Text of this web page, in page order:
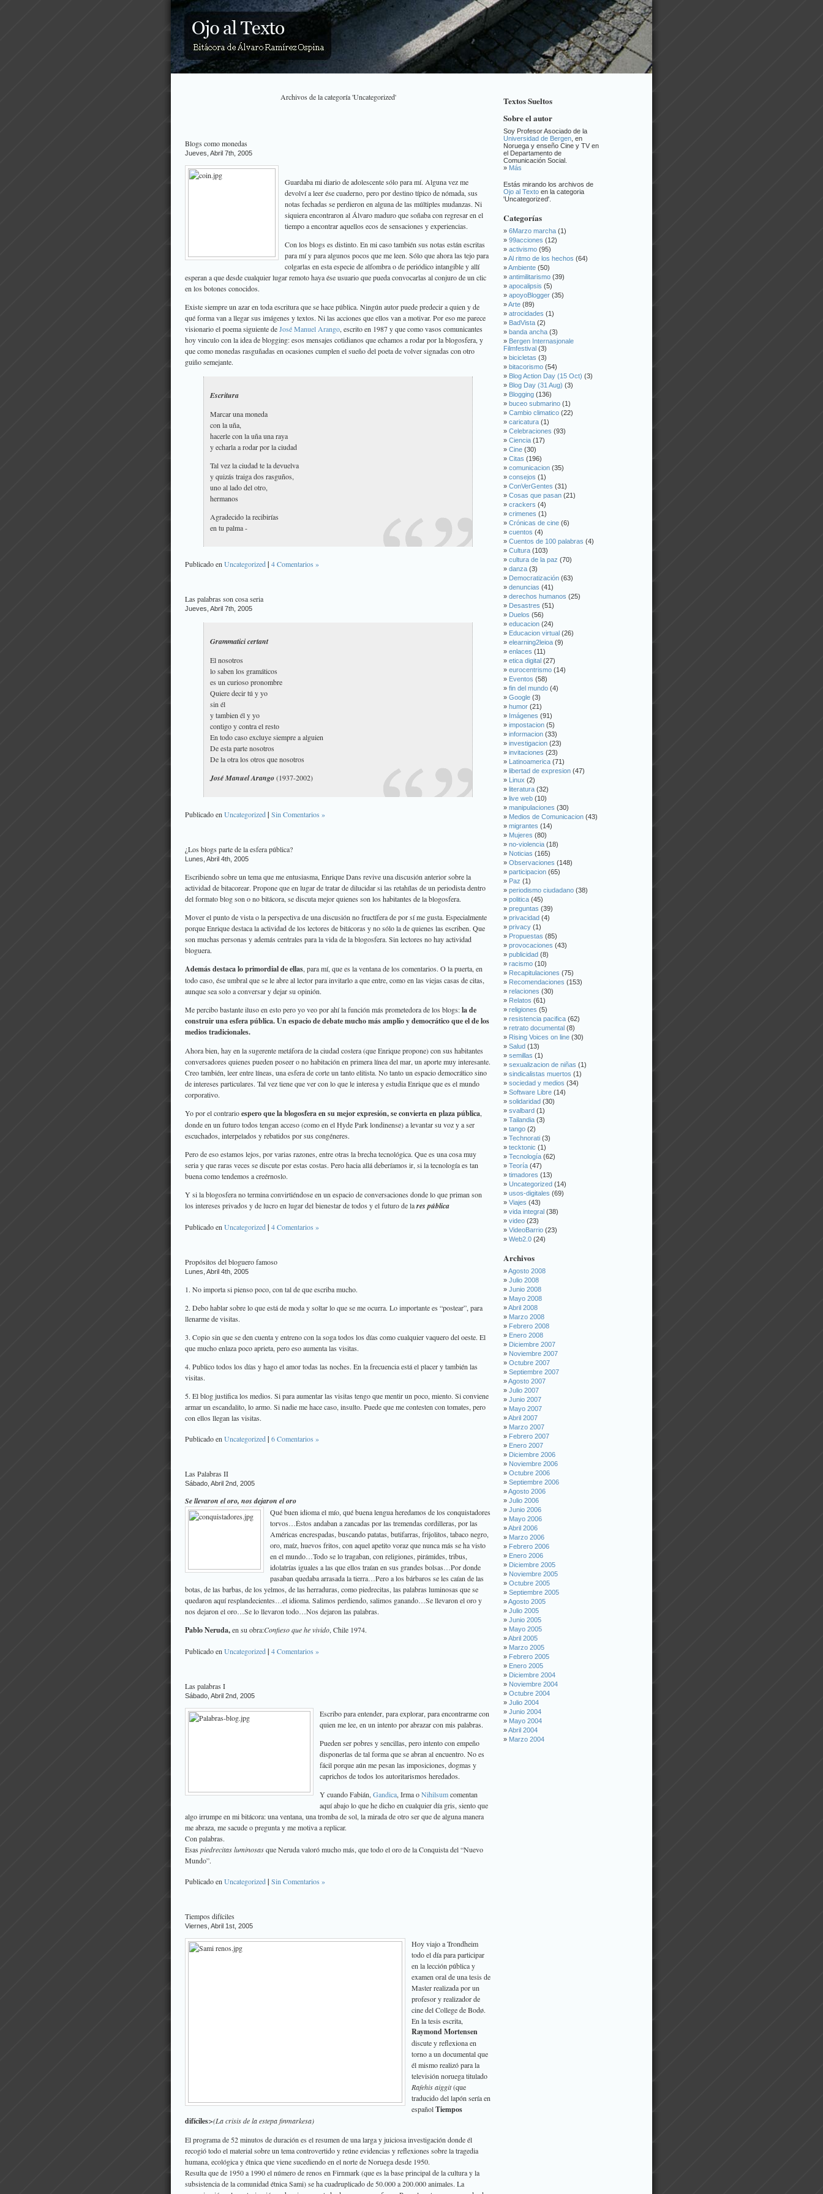
Archivos de la categoría 'Uncategorized'
Blogs como monedas
Jueves, Abril 7th, 2005
Guardaba mi diario de adolescente sólo para mí. Alguna vez me
devolví a leer ése cuaderno, pero por destino típico de nómada, sus
notas fechadas se perdieron en alguna de las múltiples mudanzas. Ni
siquiera encontraron al Álvaro maduro que soñaba con regresar en el
tiempo a encontrar aquellos ecos de sensaciones y experiencias.
Con los blogs es distinto. En mi caso también sus notas están escritas
para mí y para algunos pocos que me leen. Sólo que ahora las tejo para
colgarlas en esta especie de alfombra o de periódico intangible y allí
esperan a que desde cualquier lugar remoto haya ése usuario que pueda convocarlas al conjuro de un clic
en los botones conocidos.
Existe siempre un azar en toda escritura que se hace pública. Ningún autor puede predecir a quien y de
qué forma van a llegar sus imágenes y textos. Ni las acciones que ellos van a motivar. Por eso me parece
visionario el poema siguiente deJosé Manuel Arango, escrito en 1987 y que como vasos comunicantes
hoy vinculo con la idea de blogging: esos mensajes cotidianos que echamos a rodar por la blogosfera, y
que como monedas rasguñadas en ocasiones cumplen el sueño del poeta de volver signadas con otro
guiño semejante.
Escritura
Marcar una moneda
con la uña,
hacerle con la uña una raya
y echarla a rodar por la ciudad
Tal vez la ciudad te la devuelva
y quizás traiga dos rasguños,
uno al lado del otro,
hermanos
Agradecido la recibirías
en tu palma -
Publicado en Uncategorized| 4 Comentarios »
Las palabras son cosa seria
Jueves, Abril 7th, 2005
Grammatici certant
El nosotros
lo saben los gramáticos
es un curioso pronombre
Quiere decir tú y yo
sin él
y tambien él y yo
contigo y contra el resto
En todo caso excluye siempre a alguien
De esta parte nosotros
De la otra los otros que nosotros
José Manuel Arango(1937-2002)
Publicado en Uncategorized| Sin Comentarios »
¿Los blogs parte de la esfera pública?
Lunes, Abril 4th, 2005
Escribiendo sobre un tema que me entusiasma, Enrique Dans revive una discusión anterior sobre la
actividad de bitacorear. Propone que en lugar de tratar de dilucidar si las retahílas de un periodista dentro
del formato blog son o no bitácora, se discuta mejor quienes son los habitantes de la blogosfera.
Mover el punto de vista o la perspectiva de una discusión no fructífera de por sí me gusta. Especialmente
porque Enrique destaca la actividad de los lectores de bitácoras y no sólo la de quienes las escriben. Que
son muchas personas y además centrales para la vida de la blogosfera. Sin lectores no hay actividad
bloguera.
Además destaca lo primordial de ellas, para mí, que es la ventana de los comentarios. O la puerta, en
todo caso, ése umbral que se le abre al lector para invitarlo a que entre, como en las viejas casas de citas,
aunque sea solo a conversar y dejar su opinión.
Me percibo bastante iluso en esto pero yo veo por ahí la función más prometedora de los blogs:la de
construir una esfera pública. Un espacio de debate mucho más amplio y democrático que el de los
medios tradicionales.
Ahora bien, hay en la sugerente metáfora de la ciudad costera (que Enrique propone) con sus habitantes
conversadores quienes pueden poseer o no habitación en primera línea del mar, un aporte muy interesante.
Creo también, leer entre líneas, una esfera de corte un tanto elitista. No tanto un espacio democrático sino
de intereses particulares. Tal vez tiene que ver con lo que le interesa y estudia Enrique que es el mundo
corporativo.
Yo por el contrarioespero que la blogosfera en su mejor expresión, se convierta en plaza pública,
donde en un futuro todos tengan acceso (como en el Hyde Park londinense) a levantar su voz y a ser
escuchados, interpelados y rebatidos por sus congéneres.
Pero de eso estamos lejos, por varias razones, entre otras la brecha tecnológica. Que es una cosa muy
seria y que raras veces se discute por estas costas. Pero hacia allá deberíamos ir, si la tecnología es tan
buena como tendemos a creérnoslo.
Y si la blogosfera no termina convirtiéndose en un espacio de conversaciones donde lo que priman son
los intereses privados y de lucro en lugar del bienestar de todos y el futuro de lares pública
Publicado en Uncategorized| 4 Comentarios »
Propósitos del bloguero famoso
Lunes, Abril 4th, 2005
1. No importa si pienso poco, con tal de que escriba mucho.
2. Debo hablar sobre lo que está de moda y soltar lo que se me ocurra. Lo importante es “postear”, para
llenarme de visitas.
3. Copio sin que se den cuenta y entreno con la soga todos los días como cualquier vaquero del oeste. El
que mucho enlaza poco aprieta, pero eso aumenta las visitas.
4. Publico todos los días y hago el amor todas las noches. En la frecuencia está el placer y también las
visitas.
5. El blog justifica los medios. Si para aumentar las visitas tengo que mentir un poco, miento. Si conviene
armar un escandalito, lo armo. Si nadie me hace caso, insulto. Puede que me contesten con tomates, pero
con ellos llegan las visitas.
Publicado en Uncategorized| 6 Comentarios »
Las Palabras II
Sábado, Abril 2nd, 2005
Se llevaron el oro, nos dejaron el oro
Qué buen idioma el mío, qué buena lengua heredamos de los conquistadores
torvos…Éstos andaban a zancadas por las tremendas cordilleras, por las
Américas encrespadas, buscando patatas, butifarras, frijolitos, tabaco negro,
oro, maíz, huevos fritos, con aquel apetito voraz que nunca más se ha visto
en el mundo…Todo se lo tragaban, con religiones, pirámides, tribus,
idolatrías iguales a las que ellos traían en sus grandes bolsas…Por donde
pasaban quedaba arrasada la tierra…Pero a los bárbaros se les caían de las
botas, de las barbas, de los yelmos, de las herraduras, como piedrecitas, las palabras luminosas que se
quedaron aquí resplandecientes…el idioma. Salimos perdiendo, salimos ganando…Se llevaron el oro y
nos dejaron el oro…Se lo llevaron todo…Nos dejaron las palabras.
Pablo Neruda,en su obra:Confieso que he vivido, Chile 1974.
Publicado en Uncategorized| 4 Comentarios »
Las palabras I
Sábado, Abril 2nd, 2005
Escribo para entender, para explorar, para encontrarme con
quien me lee, en un intento por abrazar con mis palabras.
Pueden ser pobres y sencillas, pero intento con empeño
disponerlas de tal forma que se abran al encuentro. No es
fácil porque aún me pesan las imposiciones, dogmas y
caprichos de todos los autoritarismos heredados.
Y cuandoFabián, Gandica, Irma oNihilsumcomentan
aquí abajo lo que he dicho en cualquier día gris, siento que
algo irrumpe en mi bitácora: una ventana, una tromba de sol, la mirada de otro ser que de alguna manera
me abraza, me sacude o pregunta y me motiva a replicar.
Con palabras.
Esas piedrecitas luminosasque Neruda valoró mucho más, que todo el oro de la Conquista del “Nuevo
Mundo”.
Publicado en Uncategorized| Sin Comentarios »
Tiempos difíciles
Viernes, Abril 1st, 2005
Hoy viajo a Trondheim
todo el día para participar
en la lección pública y
examen oral de una tesis de
Master realizada por un
profesor y realizador de
cine del College de Bodø.
En la tesis escrita,
Raymond Mortensen
discute y reflexiona en
torno a un documental que
él mismo realizó para la
televisión noruega titulado
Rafehis aiggit(que
traducido del lapón sería en
españolTiempos
difíciles>(La crisis de la estepa finmarkesa)
El programa de 52 minutos de duración es el resumen de una larga y juiciosa investigación donde él
recogió todo el material sobre un tema controvertido y reúne evidencias y reflexiones sobre la tragedia
humana, ecológica y étnica que viene sucediendo en el norte de Noruega desde 1950.
Resulta que de 1950 a 1990 el número de renos en Firnmark (que es la base principal de la cultura y la
subsistencia de la comunidad étnica Sami) se ha cuadruplicado de 50.000 a 200.000 animales. La
Textos Sueltos
Sobre el autor
Soy Profesor Asociado de la
Universidad de Bergen , en
Noruega y enseño Cine y TV en
el Departamento de
Comunicación Social.
» Más
Estás mirando los archivos de
Ojo al Texto en la categoria
'Uncategorized'.
Categorías
6Marzo marcha (1)
99acciones (12)
activismo (95)
Al ritmo de los hechos (64)
Ambiente (50)
antimilitarismo (39)
apocalipsis (5)
apoyoBlogger (35)
Arte (89)
atrocidades (1)
BadVista (2)
banda ancha (3)
Bergen Internasjonale
Filmfestival (3)
bicicletas (3)
bitacorismo (54)
Blog Action Day (15 Oct) (3)
Blog Day (31 Aug) (3)
Blogging (136)
buceo submarino (1)
Cambio climatico (22)
caricatura (1)
Celebraciones (93)
Ciencia (17)
Cine (30)
Citas (196)
comunicacion (35)
consejos (1)
ConVerGentes (31)
Cosas que pasan (21)
crackers (4)
crimenes (1)
Crónicas de cine (6)
cuentos (4)
Cuentos de 100 palabras (4)
Cultura (103)
cultura de la paz (70)
danza (3)
Democratización (63)
denuncias (41)
derechos humanos (25)
Desastres (51)
Duelos (56)
educacion (24)
Educacion virtual (26)
elearning2leioa (9)
enlaces (11)
etica digital (27)
eurocentrismo (14)
Eventos (58)
fin del mundo (4)
Google (3)
humor (21)
Imágenes (91)
impostacion (5)
informacion (33)
investigacion (23)
invitaciones (23)
Latinoamerica (71)
libertad de expresion (47)
Linux (2)
literatura (32)
live web (10)
manipulaciones (30)
Medios de Comunicacion (43)
migrantes (14)
Mujeres (80)
no-violencia (18)
Noticias (165)
Observaciones (148)
participacion (65)
Paz (1)
periodismo ciudadano (38)
poli­tica (45)
preguntas (39)
privacidad (4)
privacy (1)
Propuestas (85)
provocaciones (43)
publicidad (8)
racismo (10)
Recapitulaciones (75)
Recomendaciones (153)
relaciones (30)
Relatos (61)
religiones (5)
resistencia pacifica (62)
retrato documental (8)
Rising Voices on line (30)
Salud (13)
semillas (1)
sexualizacion de niñas (1)
sindicalistas muertos (1)
sociedad y medios (34)
Software Libre (14)
solidaridad (30)
svalbard (1)
Tailandia (3)
tango (2)
Technorati (3)
tecktonic (1)
Tecnología (62)
Teoría (47)
timadores (13)
Uncategorized (14)
usos-digitales (69)
Viajes (43)
vida integral (38)
video (23)
VideoBarrio (23)
Web2.0 (24)
Archivos
Agosto 2008
Julio 2008
Junio 2008
Mayo 2008
Abril 2008
Marzo 2008
Febrero 2008
Enero 2008
Diciembre 2007
Noviembre 2007
Octubre 2007
Septiembre 2007
Agosto 2007
Julio 2007
Junio 2007
Mayo 2007
Abril 2007
Marzo 2007
Febrero 2007
Enero 2007
Diciembre 2006
Noviembre 2006
Octubre 2006
Septiembre 2006
Agosto 2006
Julio 2006
Junio 2006
Mayo 2006
Abril 2006
Marzo 2006
Febrero 2006
Enero 2006
Diciembre 2005
Noviembre 2005
Octubre 2005
Septiembre 2005
Agosto 2005
Julio 2005
Junio 2005
Mayo 2005
Abril 2005
Marzo 2005
Febrero 2005
Enero 2005
Diciembre 2004
Noviembre 2004
Octubre 2004
Julio 2004
Junio 2004
Mayo 2004
Abril 2004
Marzo 2004